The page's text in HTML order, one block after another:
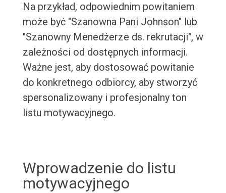
Na przykład, odpowiednim powitaniem
może być "Szanowna Pani Johnson" lub
"Szanowny Menedżerze ds. rekrutacji", w
zależności od dostępnych informacji.
Ważne jest, aby dostosować powitanie
do konkretnego odbiorcy, aby stworzyć
spersonalizowany i profesjonalny ton
listu motywacyjnego.
Wprowadzenie do listu
motywacyjnego